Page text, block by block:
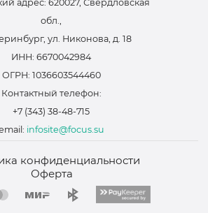
адрес: 620027, Свердловская
обл.,
ул. Никонова, д. 18
ИНН: 6670042984
ОГРН: 1036603544460
Контактный телефон:
+7 (343) 38-48-715
infosite@focus.su
конфиденциальности
Оферта